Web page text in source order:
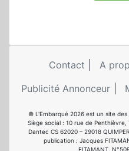
Contact
A
Publicité Annonceur
© L'Embarqué 2026 est un site des
Siège social : 10 rue de
Dantec CS 62020 – 29018
publication : Jacques
FITAMANT.